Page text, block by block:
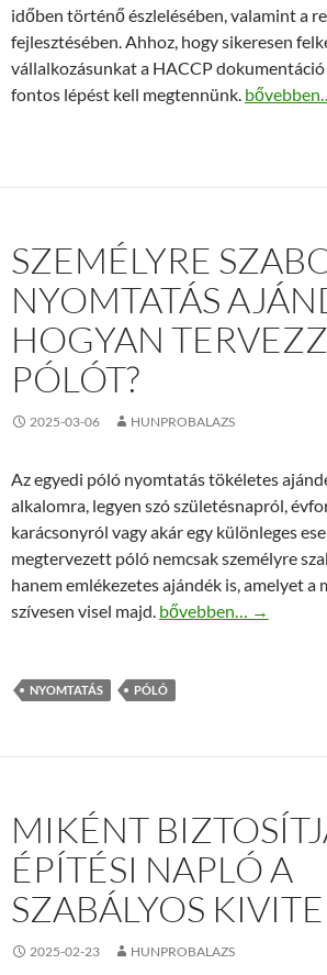
időben történő észlelésében, valamint a
fejlesztésében. Ahhoz, hogy sikeresen
vállalkozásunkat a HACCP
fontos lépést kell megtennünk. A HACCP
SZEMÉLYRE
NYOMTATÁS
HOGYAN
PÓLÓT?
2025-03-06 HUNPROBALAZS
Az egyedi póló nyomtatás tökéletes
alkalomra, legyen szó születésnapról,
karácsonyról vagy akár egy különleges
megtervezett póló nemcsak személyre
hanem emlékezetes ajándék is, amelyet a
szívesen visel majd. Személyre szabott
bővebben… →
NYOMTATÁS PÓLÓ
MIKÉNT
ÉPÍTÉSI NAPLÓ A
SZABÁLYOS
2025-02-23 HUNPROBALAZS